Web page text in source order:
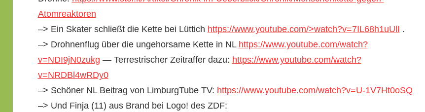
Atomreaktoren
–> Ein Skater schließt die Kette bei Lüt­tich https://www.youtube.com/>watch?v=7IL68h1uUlI .
–> Drohnen­flug über die unge­hor­same Kette in NL https://www.youtube.com/watch?
v=NDI9jN0zukg — Ter­restrisch­er Zeitraf­fer dazu: https://www.youtube.com/watch?
v=NRDBl4wRDy0
–> Schön­er NL Beitrag von Lim­burgTube TV: https://www.youtube.com/watch?v=U‑1V7Ht0oSQ
–> Und Fin­ja (11) aus Brand bei Logo! des ZDF: